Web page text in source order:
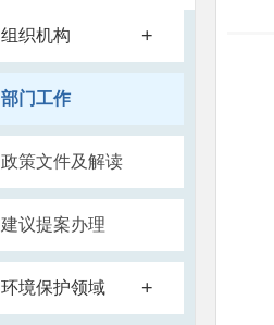
组织机构 +
部门工作
政策文件及解读
建议提案办理
环境保护领域 +